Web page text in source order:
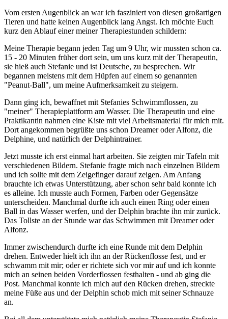
Vom ersten Augenblick an war ich fasziniert von diesen großartigen
Tieren und hatte keinen Augenblick lang Angst. Ich möchte Euch
kurz den Ablauf einer meiner Therapiestunden schildern:
Meine Therapie begann jeden Tag um 9 Uhr, wir mussten schon ca.
15 - 20 Minuten früher dort sein, um uns kurz mit der Therapeutin,
sie hieß auch Stefanie und ist Deutsche, zu besprechen. Wir
begannen meistens mit dem Hüpfen auf einem so genannten
"Peanut-Ball", um meine Aufmerksamkeit zu steigern.
Dann ging ich, bewaffnet mit Stefanies Schwimmflossen, zu
"meiner" Therapieplattform am Wasser. Die Therapeutin und eine
Praktikantin nahmen eine Kiste mit viel Arbeitsmaterial für mich mit.
Dort angekommen begrüßte uns schon Dreamer oder Alfonz, die
Delphine, und natürlich der Delphintrainer.
Jetzt musste ich erst einmal hart arbeiten. Sie zeigten mir Tafeln mit
verschiedenen Bildern. Stefanie fragte mich nach einzelnen Bildern
und ich sollte mit dem Zeigefinger darauf zeigen. Am Anfang
brauchte ich etwas Unterstützung, aber schon sehr bald konnte ich
es alleine. Ich musste auch Formen, Farben oder Gegensätze
unterscheiden. Manchmal durfte ich auch einen Ring oder einen
Ball in das Wasser werfen, und der Delphin brachte ihn mir zurück.
Das Tollste an der Stunde war das Schwimmen mit Dreamer oder
Alfonz.
Immer zwischendurch durfte ich eine Runde mit dem Delphin
drehen. Entweder hielt ich ihn an der Rückenflosse fest, und er
schwamm mit mir; oder er richtete sich vor mir auf und ich konnte
mich an seinen beiden Vorderflossen festhalten - und ab ging die
Post. Manchmal konnte ich mich auf den Rücken drehen, streckte
meine Füße aus und der Delphin schob mich mit seiner Schnauze
an.